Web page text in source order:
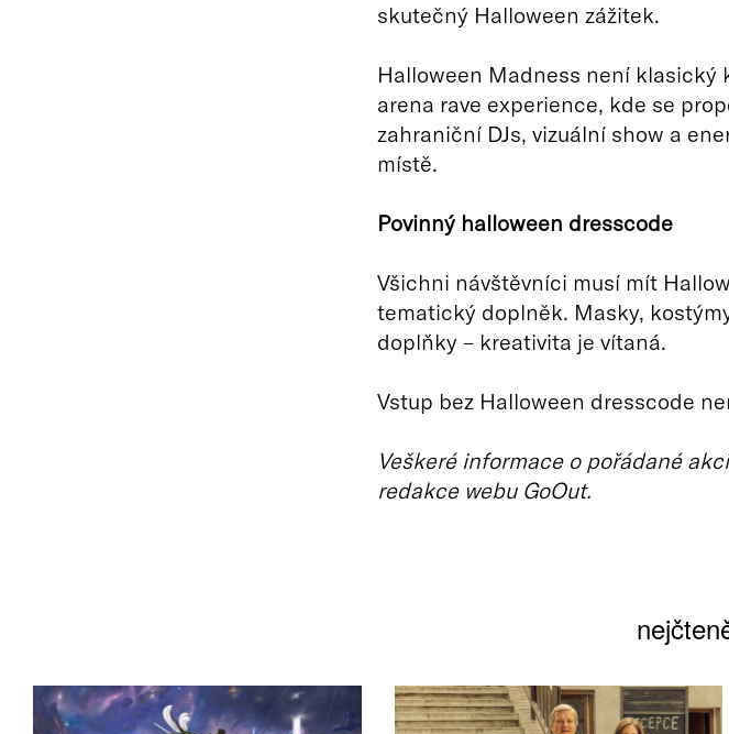
skutečný Halloween zážitek.
Halloween Madness není klasický
arena rave experience, kde se
zahraniční DJs, vizuální show a
místě.
Povinný halloween dresscode
Všichni návštěvníci musí mít
tematický doplněk. Masky,
doplňky – kreativita je vítaná.
Vstup bez Halloween dresscode
Veškeré informace o pořádané
redakce webu GoOut.